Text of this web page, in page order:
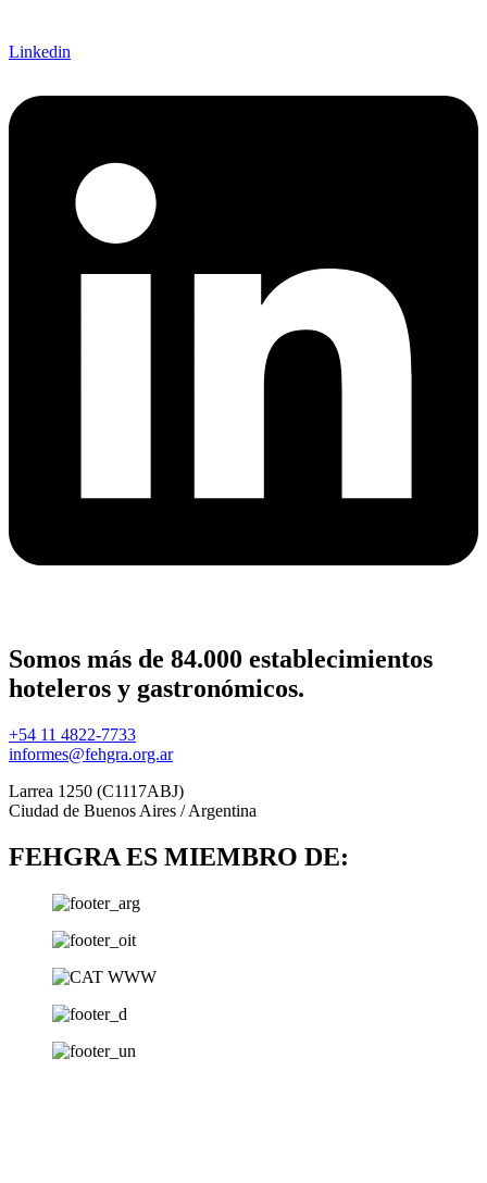
Linkedin
Somos más de 84.000 establecimientos
hoteleros y gastronómicos.
+54 11 4822-7733
informes@fehgra.org.ar
Larrea 1250 (C1117ABJ)
Ciudad de Buenos Aires / Argentina
FEHGRA ES MIEMBRO DE: